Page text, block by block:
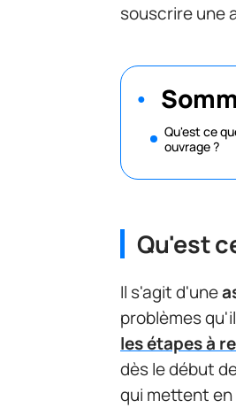
souscrire une
Qu'est ce
ouvrage ?
Qu'est
Il s'agit d'une
problèmes
les étapes à
dès le début
qui mettent